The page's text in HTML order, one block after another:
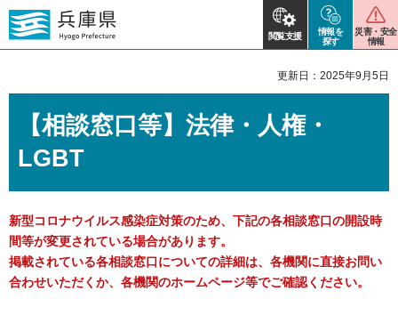
閲覧支援
情報を
探す
災害・安全
情報
更新日：2025年9月5日
【相談窓口等】法律・人権・
LGBT
新型コロナウイルス感染症対策のため、下記の各相談窓口の開設時
間等が変更されている場合があります。
掲載されている各相談窓口についての詳細は、各機関に直接お問い
合わせいただくか、各機関のホームページ等でご確認ください。